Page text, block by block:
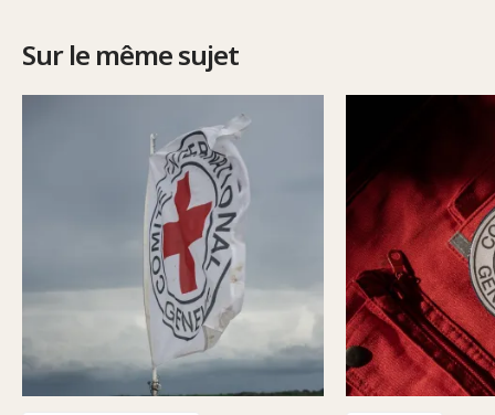
Sur le même sujet